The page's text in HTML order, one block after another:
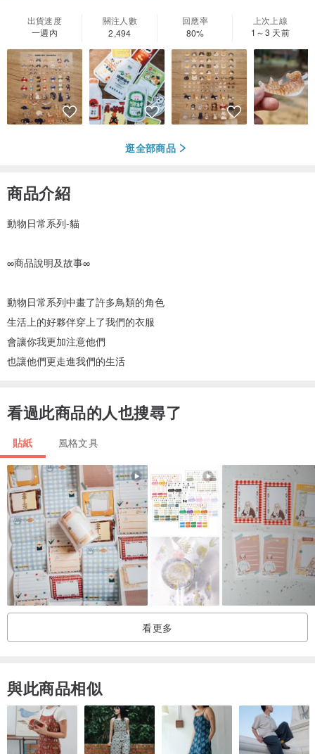
出貨速度
一週內
關注人數
2,494
回應率
80%
上次上線
1～3 天前
逛全部商品
商品介紹
動物日常系列-貓
∞商品說明及故事∞
動物日常系列中畫了許多鳥類的角色
生活上的好夥伴穿上了我們的衣服
會讓你我更加注意他們
也讓他們更走進我們的生活
看過此商品的人也搜尋了
貼紙 風格文具
看更多
與此商品相似